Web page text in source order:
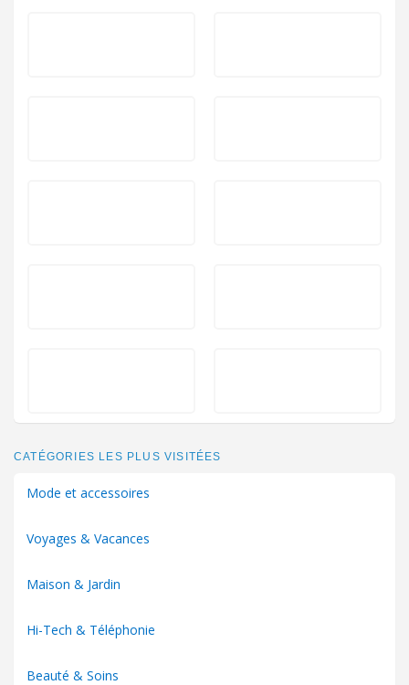
CATÉGORIES LES PLUS VISITÉES
Mode et accessoires
Voyages & Vacances
Maison & Jardin
Hi-Tech & Téléphonie
Beauté & Soins